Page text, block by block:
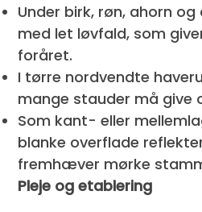
Under birk, røn, ahorn
med let løvfald, som
foråret.
I tørre nordvendte
mange stauder må give
Som kant- eller
blanke overflade
fremhæver mørke
Pleje og etablering